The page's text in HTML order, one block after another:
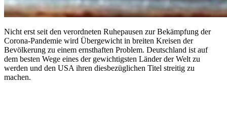
Nicht erst seit den verordneten Ruhepausen zur Bekämpfung der
Corona-Pandemie wird Übergewicht in breiten Kreisen der
Bevölkerung zu einem ernsthaften Problem. Deutschland ist auf
dem besten Wege eines der gewichtigsten Länder der Welt zu
werden und den USA ihren diesbezüglichen Titel streitig zu
machen.